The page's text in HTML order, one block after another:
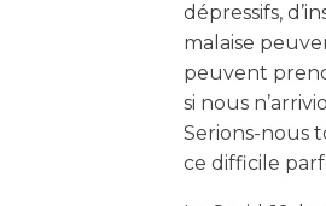
dépressifs,
malaise
peuvent
si nous
Serions-nous
ce difficile